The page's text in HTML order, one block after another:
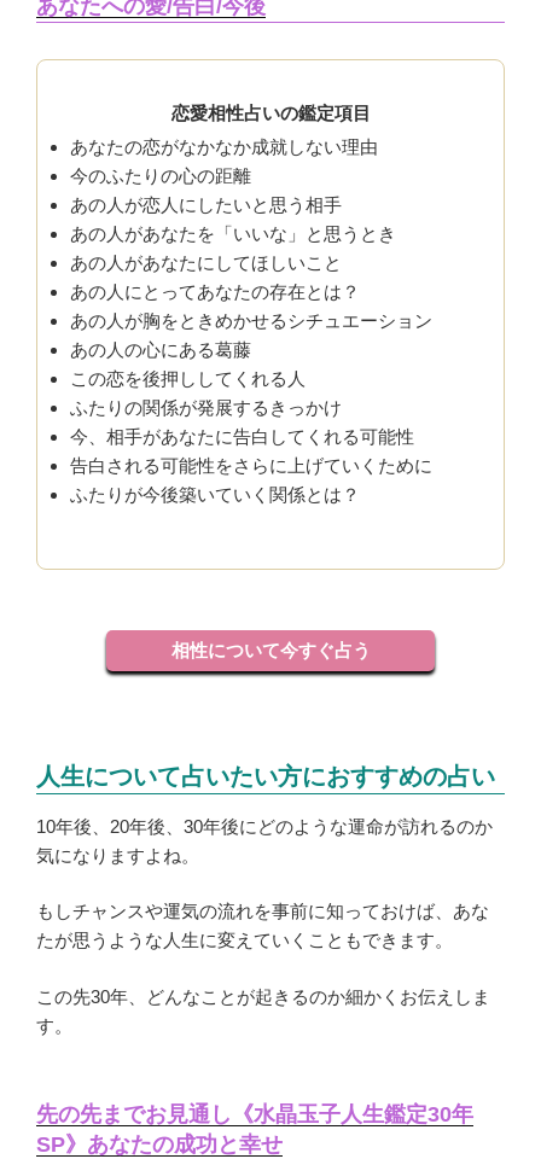
あなたへの愛/告白/今後
恋愛相性占いの鑑定項目
あなたの恋がなかなか成就しない理由
今のふたりの心の距離
あの人が恋人にしたいと思う相手
あの人があなたを「いいな」と思うとき
あの人があなたにしてほしいこと
あの人にとってあなたの存在とは？
あの人が胸をときめかせるシチュエーション
あの人の心にある葛藤
この恋を後押ししてくれる人
ふたりの関係が発展するきっかけ
今、相手があなたに告白してくれる可能性
告白される可能性をさらに上げていくために
ふたりが今後築いていく関係とは？
相性について今すぐ占う
人生について占いたい方におすすめの占い
10年後、20年後、30年後にどのような運命が訪れるのか
気になりますよね。
もしチャンスや運気の流れを事前に知っておけば、あな
たが思うような人生に変えていくこともできます。
この先30年、どんなことが起きるのか細かくお伝えしま
す。
先の先までお見通し《水晶玉子人生鑑定30年
SP》あなたの成功と幸せ